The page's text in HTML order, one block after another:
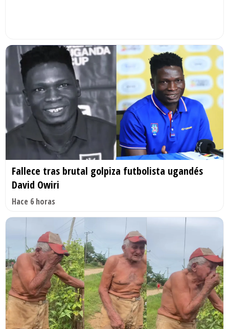
Fallece tras brutal golpiza futbolista ugandés
David Owiri
Hace 6 horas